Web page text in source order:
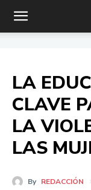
LA
CLAVE
LA
LAS
By REDACCIÓN